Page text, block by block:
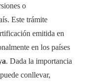
o
Este trámite
emitida en
en los países
. Dada la importancia
conllevar,